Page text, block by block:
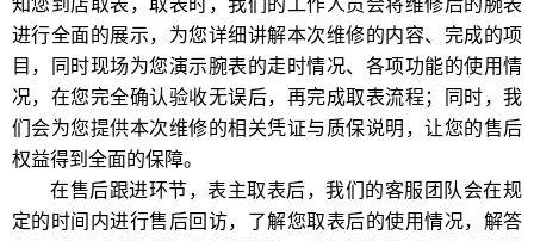
知您到店取表，取表时，我们的工作人员会将维修后的腕表
进行全面的展示，为您详细讲解本次维修的内容、完成的项
目，同时现场为您演示腕表的走时情况、各项功能的使用情
况，在您完全确认验收无误后，再完成取表流程；同时，我
们会为您提供本次维修的相关凭证与质保说明，让您的售后
权益得到全面的保障。
在售后跟进环节，表主取表后，我们的客服团队会在规
定的时间内进行售后回访，了解您取表后的使用情况，解答